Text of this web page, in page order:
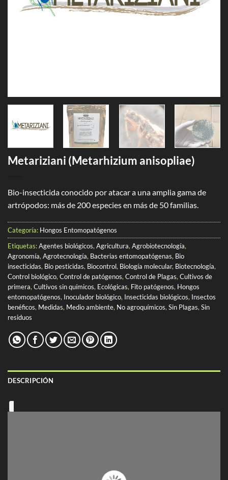
Metariziani (Metarhizium anisopliae)
Bio-insecticida conocido por atacar a una amplia gama de
artrópodos: más de 200 especies en más de 50 familias.
Categoría: Hongos Entomopatógenos
Etiquetas:Agentes biológicos, Agricultura, Agrobiotecnología,
Agronomía, Agrotecnología, Bacterias entomopatógenas, Bio
insecticidas, Bio pesticidas, Biocontrol, Biología molecular, Biotecnología,
Control biológico, Control de patógenos, Control de Plagas, Cultivos de
primera, Cultivos sin químicos, Ecológicas, Fito patógenos, Hongos
entomopatógenos, Inoculador biológico, Insecticidas biológicos, Insectos
benéficos, Medidas, Medio ambiente, No agroquímicos, Sin Plagas, Sin
residuos
DESCRIPCIÓN